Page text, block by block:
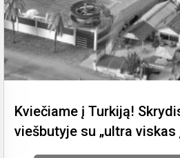
Kviečiame į Turkiją!
viešbutyje su „ultra